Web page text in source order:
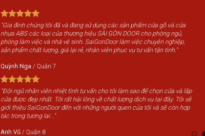
"Gia đình chúng tôi đã và đang sử dụng các sản phẩm cửa gỗ và cửa
nhựa ABS các loại của thương hiệu SÀI GÒN DOOR cho phòng ngủ,
phòng làm việc và nhà vệ sinh. SaiGonDoor làm việc chuyên nghiệp,
sản phẩm chất lượng, giá lại rẻ, nhân viên phục vụ tư vấn tận tình."
Quỳnh Nga / Quận 7
"Đội ngũ nhân viên nhiệt tình tư vấn cho tôi làm sao để chọn cửa và lắp
cửa được đẹp nhất. Tôi rất hài lòng về chất lượng dịch vụ tại đây. Tôi sẽ
giới thiệu SaiGonDoor đến với những người quen của tôi và sẽ còn hợp
tác trong tương lai..."
Anh Vũ / Quận 8